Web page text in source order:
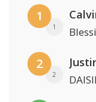
1
1
2
2